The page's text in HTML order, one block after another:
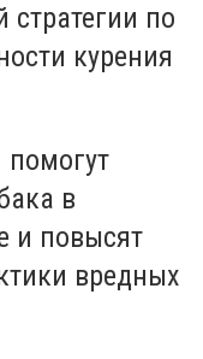
стратегии по
курения
помогут
в
и повысят
вредных